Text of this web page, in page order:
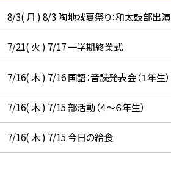
8/3( 月 ) 8/3 陶地域夏祭り：和太鼓部出演
7/21( 火 ) 7/17 一学期終業式
7/16( 木 ) 7/16 国語：音読発表会（１年生）
7/16( 木 ) 7/15 部活動（４～６年生）
7/16( 木 ) 7/15 今日の給食